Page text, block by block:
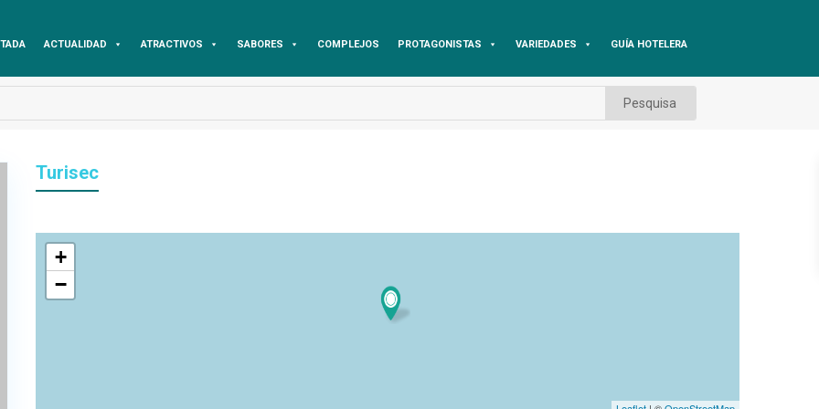
ACTUALIDAD ATRACTIVOS SABORES COMPLEJOS PROTAGONISTAS VARIEDADES GUÍA HOTELERA
Turisec
+
−